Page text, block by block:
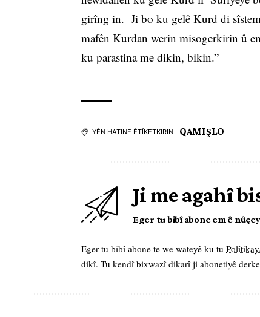
girîng in. Ji bo ku gelê Kurd di
mafên Kurdan werin misogerkirin û
ku parastina me dikin, bikin.”
YÊN HATINE ÊTÎKETKIRIN QAMIŞLO
Ji me agahî
Eger tu bibî abone em ê
Eger tu bibî abone te we wateyê ku tu
dikî. Tu kendî bixwazî dikarî ji abonetiyê